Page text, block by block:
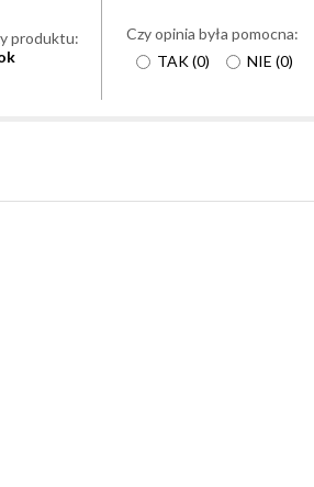
produktu:
Czy opinia była pomocna:
TAK(0) NIE (0)